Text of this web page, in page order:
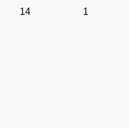
14 1